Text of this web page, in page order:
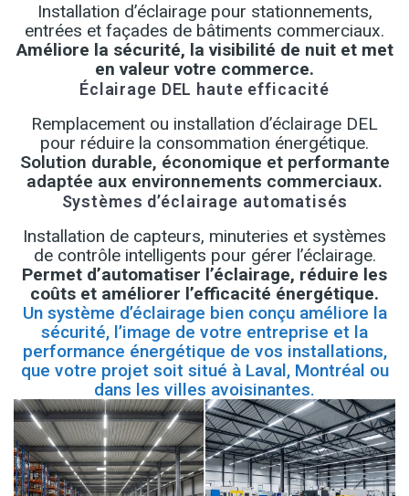
Installation d’éclairage pour stationnements,
entrées et façades de bâtiments commerciaux.
Améliore la sécurité, la visibilité de nuit et met
en valeur votre commerce.
Éclairage DEL haute efficacité
Remplacement ou installation d’éclairage DEL
pour réduire la consommation énergétique.
Solution durable, économique et performante
adaptée aux environnements commerciaux.
Systèmes d’éclairage automatisés
Installation de capteurs, minuteries et systèmes
de contrôle intelligents pour gérer l’éclairage.
Permet d’automatiser l’éclairage, réduire les
coûts et améliorer l’efficacité énergétique.
Un système d’éclairage bien conçu améliore la
sécurité, l’image de votre entreprise et la
performance énergétique de vos installations,
que votre projet soit situé à Laval, Montréal ou
dans les villes avoisinantes.